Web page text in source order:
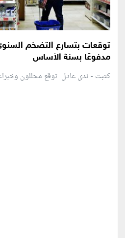
توقعات بتسارع التضخم
مدفوعًا بسنة الأساس
كتبت - ندى عادل توقع محللون